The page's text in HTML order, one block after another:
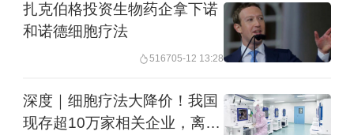
适用患者的数量。”
但他仍认为，日本相关疗法的获批上市
对再生医学行业的整体发展是重大利
好，将极大地推动相关基础研究的进
扎克伯格投资生物药企拿下诺
和诺德细胞疗法
516705-12 13:28
深度｜细胞疗法大降价！我国
现存超10万家相关企业，离平